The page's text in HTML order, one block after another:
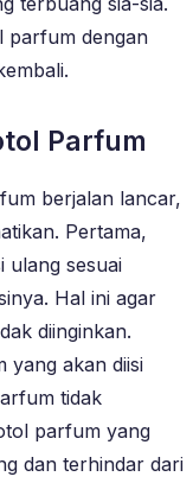
parfum dengan
Parfum
berjalan lancar,
Pertama,
ulang sesuai
Hal ini agar
diinginkan.
yang akan diisi
tidak
parfum yang
dan terhindar dari